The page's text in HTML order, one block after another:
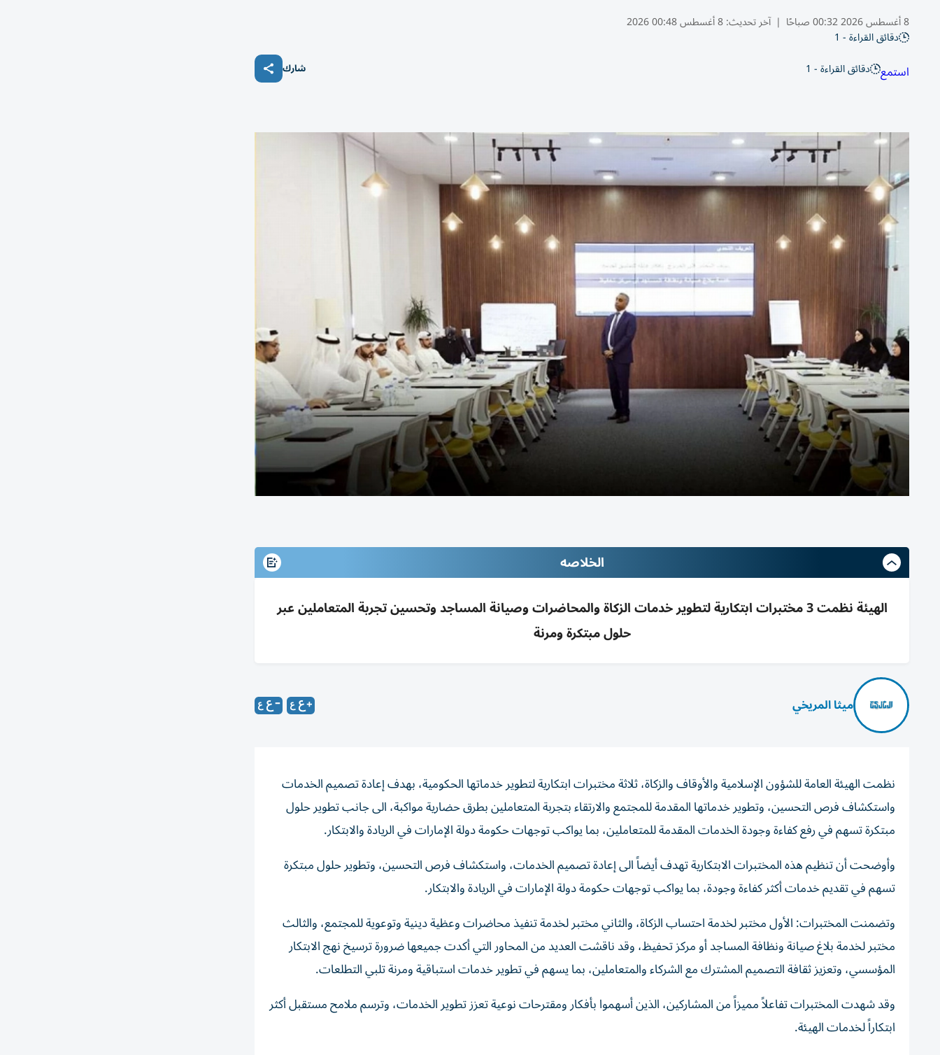
8 أغسطس 2026 00:32 صباحًا | آخر تحديث:8 أغسطس 00:48 2026
دقائق القراءة - 1
استمع دقائق القراءة - 1 شارك
الخلاصه
الهيئة نظمت 3 مختبرات ابتكارية لتطوير خدمات الزكاة والمحاضرات وصيانة المساجد وتحسين تجربة المتعاملين عبر
حلول مبتكرة ومرنة
ميثا المريخي
نظمت الهيئة العامة للشؤون الإسلامية والأوقاف والزكاة، ثلاثة مختبرات ابتكارية لتطوير خدماتها الحكومية، بهدف إعادة تصميم الخدمات
واستكشاف فرص التحسين، وتطوير خدماتها المقدمة للمجتمع والارتقاء بتجربة المتعاملين بطرق حضارية مواكبة، الى جانب تطوير حلول
مبتكرة تسهم في رفع كفاءة وجودة الخدمات المقدمة للمتعاملين، بما يواكب توجهات حكومة دولة الإمارات في الريادة والابتكار.
وأوضحت أن تنظيم هذه المختبرات الابتكارية تهدف أيضاً الى إعادة تصميم الخدمات، واستكشاف فرص التحسين، وتطوير حلول مبتكرة
تسهم في تقديم خدمات أكثر كفاءة وجودة، بما يواكب توجهات حكومة دولة الإمارات في الريادة والابتكار.
وتضمنت المختبرات: الأول مختبر لخدمة احتساب الزكاة، والثاني مختبر لخدمة تنفيذ محاضرات وعظية دينية وتوعوية للمجتمع، والثالث
مختبر لخدمة بلاغ صيانة ونظافة المساجد أو مركز تحفيظ، وقد ناقشت العديد من المحاور التي أكدت جميعها ضرورة ترسيخ نهج الابتكار
المؤسسي، وتعزيز ثقافة التصميم المشترك مع الشركاء والمتعاملين، بما يسهم في تطوير خدمات استباقية ومرنة تلبي التطلعات.
وقد شهدت المختبرات تفاعلاً مميزاً من المشاركين، الذين أسهموا بأفكار ومقترحات نوعية تعزز تطوير الخدمات، وترسم ملامح مستقبل أكثر
ابتكاراً لخدمات الهيئة.